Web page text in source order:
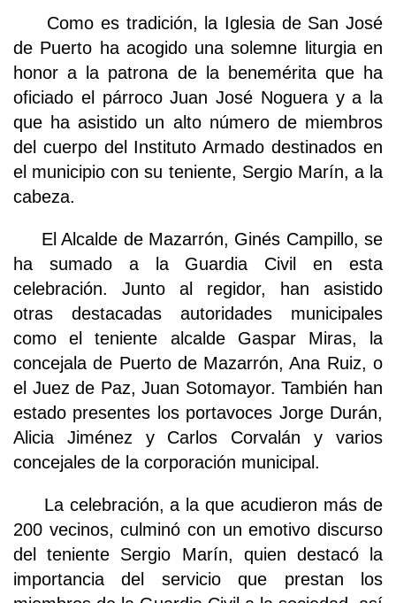
Como es tradición, la Iglesia de San José
de Puerto ha acogido una solemne liturgia en
honor a la patrona de la benemérita que ha
oficiado el párroco Juan José Noguera y a la
que ha asistido un alto número de miembros
del cuerpo del Instituto Armado destinados en
el municipio con su teniente, Sergio Marín, a la
cabeza.
El Alcalde de Mazarrón, Ginés Campillo, se
ha sumado a la Guardia Civil en esta
celebración. Junto al regidor, han asistido
otras destacadas autoridades municipales
como el teniente alcalde Gaspar Miras, la
concejala de Puerto de Mazarrón, Ana Ruiz, o
el Juez de Paz, Juan Sotomayor. También han
estado presentes los portavoces Jorge Durán,
Alicia Jiménez y Carlos Corvalán y varios
concejales de la corporación municipal.
La celebración, a la que acudieron más de
200 vecinos, culminó con un emotivo discurso
del teniente Sergio Marín, quien destacó la
importancia del servicio que prestan los